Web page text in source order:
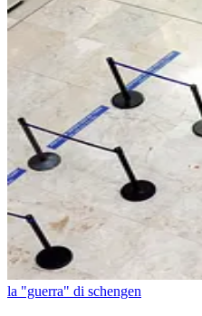
la "guerra" di schengen